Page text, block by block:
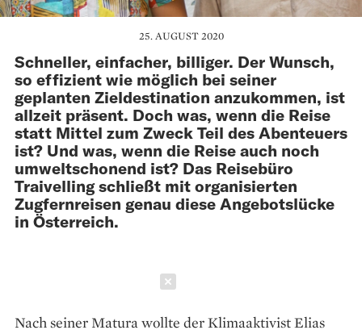
25. AUGUST 2020
Schneller, einfacher, billiger. Der Wunsch,
so effizient wie möglich bei seiner
geplanten Zieldestination anzukommen, ist
allzeit präsent. Doch was, wenn die Reise
statt Mittel zum Zweck Teil des Abenteuers
ist? Und was, wenn die Reise auch noch
umweltschonend ist? Das Reisebüro
Traivelling schließt mit organisierten
Zugfernreisen genau diese Angebotslücke
in Österreich.
Nach seiner Matura wollte der Klimaaktivist Elias